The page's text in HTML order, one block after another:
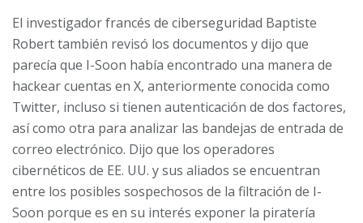
El investigador francés de ciberseguridad Baptiste
Robert también revisó los documentos y dijo que
parecía que I-Soon había encontrado una manera de
hackear cuentas en X, anteriormente conocida como
Twitter, incluso si tienen autenticación de dos factores,
así como otra para analizar las bandejas de entrada de
correo electrónico. Dijo que los operadores
cibernéticos de EE. UU. y sus aliados se encuentran
entre los posibles sospechosos de la filtración de I-
Soon porque es en su interés exponer la piratería